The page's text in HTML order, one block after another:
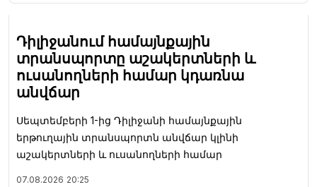
Դիլիջանում համայնքային
տրանսպորտը աշակերտների և
ուսանողների համար կդառնա
անվճար
Սեպտեմբերի 1-ից Դիլիջանի համայնքային
երթուղային տրանսպորտն անվճար կլինի
աշակերտների և ուսանողների համար
07.08.2026 20:25